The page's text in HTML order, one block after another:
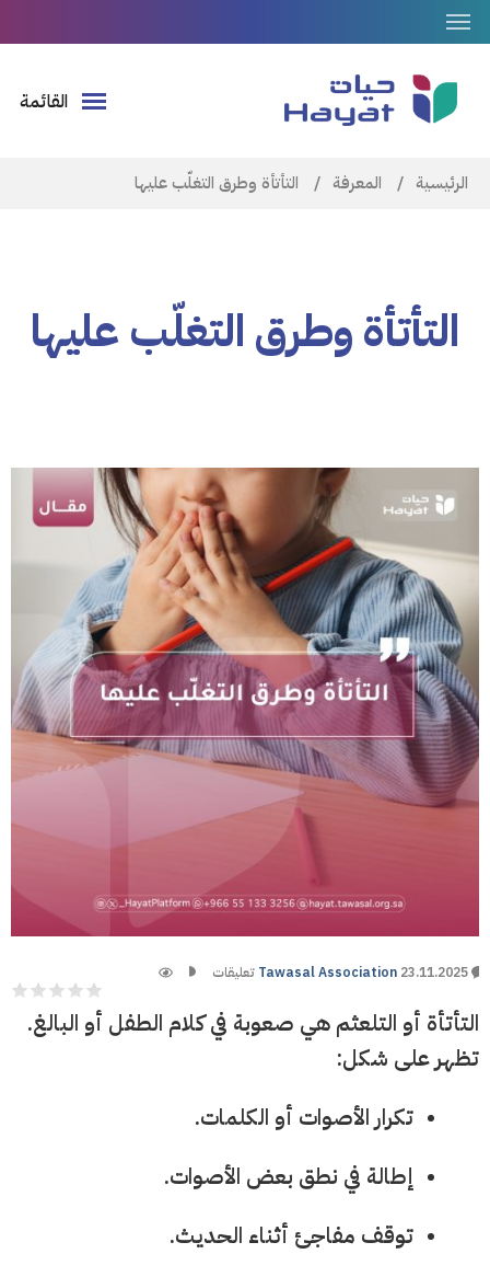
القائمة
مسار
الرئيسية المعرفة التأتأة وطرق التغلّب عليها
التأتأة وطرق التغلّب عليها
Tawasal Association 23.11.20250 تعليقات
التأتأة أو التلعثم هي صعوبة في كلام الطفل أو البالغ.
تظهر على شكل:
تكرار الأصوات أو الكلمات.
إطالة في نطق بعض الأصوات.
توقف مفاجئ أثناء الحديث.